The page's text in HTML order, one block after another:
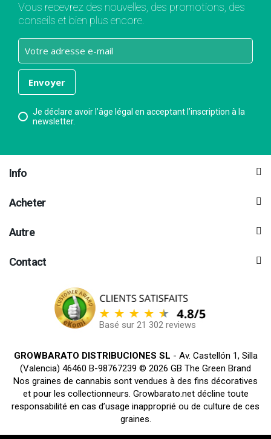
Vous recevrez des nouvelles, des promotions, des
conseils et bien plus encore.
Je déclare avoir l’âge légal en acceptant l’inscription à la
newsletter.
Info
Acheter
Autre
Contact
Basé sur 21 302 reviews
GROWBARATO DISTRIBUCIONES SL - Av. Castellón 1, Silla
(Valencia) 46460 B-98767239 © 2026 GB The Green Brand
Nos graines de cannabis sont vendues à des fins décoratives
et pour les collectionneurs. Growbarato.net décline toute
responsabilité en cas d’usage inapproprié ou de culture de ces
graines.